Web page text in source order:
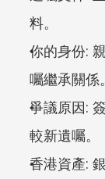
料。
你的身份:
囑繼承關係。
爭議原因:
較新遺囑。
香港資產: